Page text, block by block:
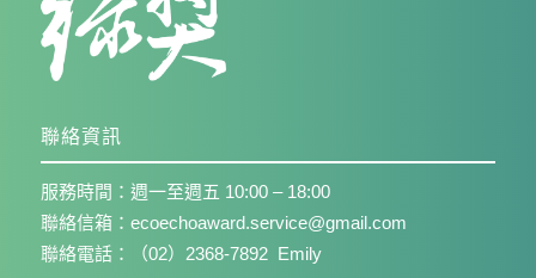
聯絡資訊
服務時間：週一至週五 10:00 – 18:00
聯絡信箱：ecoechoaward.service@gmail.com
聯絡電話：（02）2368-7892 Emily